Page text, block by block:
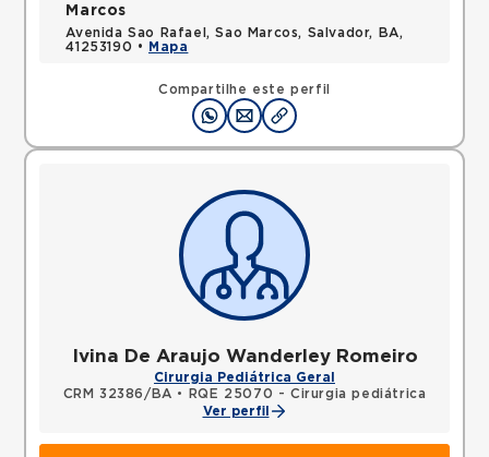
Compartilhe este perfil
Marcos
Avenida Sao Rafael, Sao Marcos, Salvador, BA,
41253190 •
Mapa
Ivina De Araujo Wanderley Romeiro
Cirurgia Pediátrica Geral
CRM 32386/BA •
RQE 25070 - Cirurgia pediátrica
Ver perfil